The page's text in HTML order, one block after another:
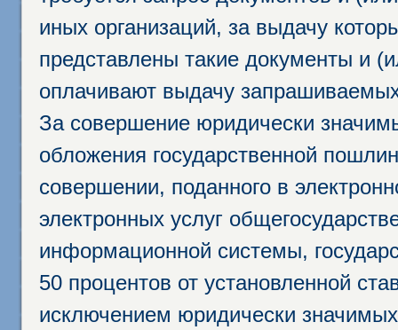
иных организаций, за выдачу
представлены такие документы и
оплачивают выдачу
За совершение юридически
обложения государственной
совершении, поданного в
электронных услуг
информационной системы,
50 процентов от установленной
исключением юридически